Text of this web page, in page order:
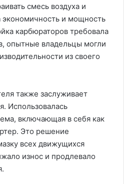
смесь воздуха и
экономичность и мощность
карбюраторов требовала
опытные владельцы могли
из своего
также заслуживает
Использовалась
включающая в себя как
Это решение
всех движущихся
износ и продлевало